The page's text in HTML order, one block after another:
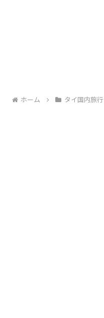
ホーム タイ国内旅行